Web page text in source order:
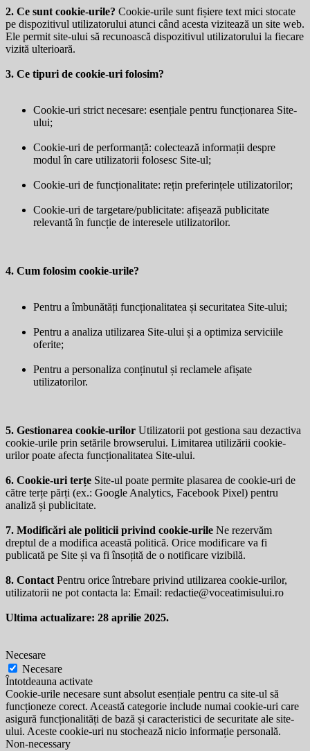
2. Ce sunt cookie-urile? Cookie-urile sunt fișiere text mici stocate
pe dispozitivul utilizatorului atunci când acesta vizitează un site web.
Ele permit site-ului să recunoască dispozitivul utilizatorului la fiecare
vizită ulterioară.
3. Ce tipuri de cookie-uri folosim?
Cookie-uri strict necesare: esențiale pentru funcționarea Site-
ului;
Cookie-uri de performanță: colectează informații despre
modul în care utilizatorii folosesc Site-ul;
Cookie-uri de funcționalitate: rețin preferințele utilizatorilor;
Cookie-uri de targetare/publicitate: afișează publicitate
relevantă în funcție de interesele utilizatorilor.
4. Cum folosim cookie-urile?
Pentru a îmbunătăți funcționalitatea și securitatea Site-ului;
Pentru a analiza utilizarea Site-ului și a optimiza serviciile
oferite;
Pentru a personaliza conținutul și reclamele afișate
utilizatorilor.
5. Gestionarea cookie-urilor Utilizatorii pot gestiona sau dezactiva
cookie-urile prin setările browserului. Limitarea utilizării cookie-
urilor poate afecta funcționalitatea Site-ului.
6. Cookie-uri terțe Site-ul poate permite plasarea de cookie-uri de
către terțe părți (ex.: Google Analytics, Facebook Pixel) pentru
analiză și publicitate.
7. Modificări ale politicii privind cookie-urile Ne rezervăm
dreptul de a modifica această politică. Orice modificare va fi
publicată pe Site și va fi însoțită de o notificare vizibilă.
8. Contact Pentru orice întrebare privind utilizarea cookie-urilor,
utilizatorii ne pot contacta la: Email: redactie@voceatimisului.ro
Ultima actualizare: 28 aprilie 2025.
Necesare
Necesare
Întotdeauna activate
Cookie-urile necesare sunt absolut esențiale pentru ca site-ul să
funcționeze corect. Această categorie include numai cookie-uri care
asigură funcționalități de bază și caracteristici de securitate ale site-
ului. Aceste cookie-uri nu stochează nicio informație personală.
Non-necessary